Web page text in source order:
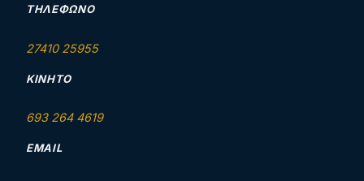
ΤΗΛΈΦΩΝΟ
27410 25955
ΚΙΝΗΤΌ
693 264 4619
EMAIL